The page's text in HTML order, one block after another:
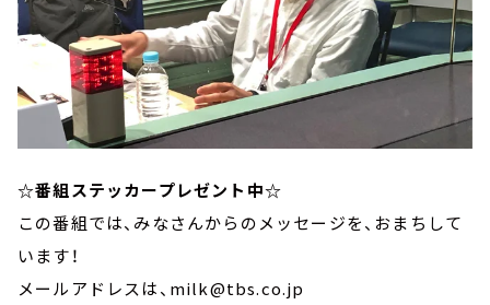
☆番組ステッカープレゼント中☆
この番組では、みなさんからのメッセージを、おまちして
います！
メールアドレスは、milk@tbs.co.jp